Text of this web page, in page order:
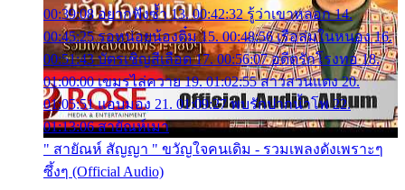
00:39:08 อยากฟังซ้ำ 13. 00:42:32 รู้ว่าเขาหลอก 14.
00:45:25 รอหน่อยน้องติ๋ม 15. 00:48:56 เรือล่มในหนอง 16.
00:51:43 บัตรเชิญสีเลือด 17. 00:56:07 อดีตรักโรงทอ 18.
01:00:00 เขมรไล่ควาย 19. 01:02:55 สาวสวนแตง 20.
01:05:51 แอบมอง 21. 01:09:27 พบรักปากน้ำโพ 22.
01:13:06 สายัณห์เมา
" สายัณห์ สัญญา " ขวัญใจคนเดิม - รวมเพลงดังเพราะๆ
ซึ้งๆ (Official Audio)